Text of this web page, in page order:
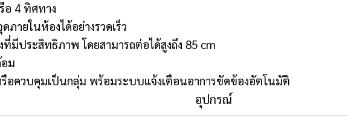
อ 4 ทิศทาง
ายในห้องได้อย่างรวดเร็ว
ประสิทธิภาพ โดยสามารถต่อได้สูงถึง 85 cm
ม
รือควบคุมเป็นกลุ่ม พร้อมระบบแจ้งเตือนอาการขัดข้องอัตโนมัติ
อุปกรณ์